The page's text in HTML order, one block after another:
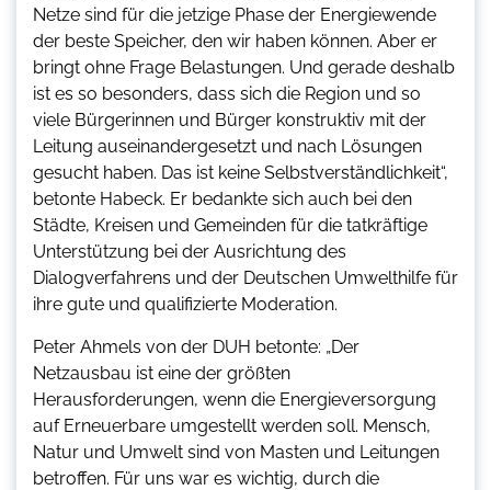
Netze sind für die jetzige Phase der Energiewende
der beste Speicher, den wir haben können. Aber er
bringt ohne Frage Belastungen. Und gerade deshalb
ist es so besonders, dass sich die Region und so
viele Bürgerinnen und Bürger konstruktiv mit der
Leitung auseinandergesetzt und nach Lösungen
gesucht haben. Das ist keine Selbstverständlichkeit“,
betonte Habeck. Er bedankte sich auch bei den
Städte, Kreisen und Gemeinden für die tatkräftige
Unterstützung bei der Ausrichtung des
Dialogverfahrens und der Deutschen Umwelthilfe für
ihre gute und qualifizierte Moderation.
Peter Ahmels von der DUH betonte: „Der
Netzausbau ist eine der größten
Herausforderungen, wenn die Energieversorgung
auf Erneuerbare umgestellt werden soll. Mensch,
Natur und Umwelt sind von Masten und Leitungen
betroffen. Für uns war es wichtig, durch die